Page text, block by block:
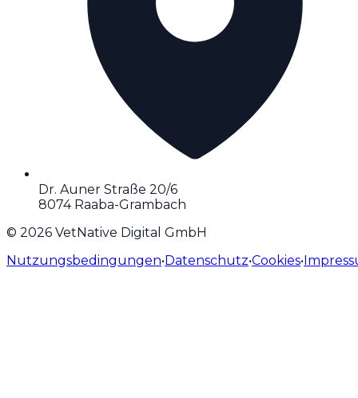
Dr. Auner Straße 20/6
8074 Raaba-Grambach
© 2026 VetNative Digital GmbH
Nutzungsbedingungen•Datenschutz•Cookies•